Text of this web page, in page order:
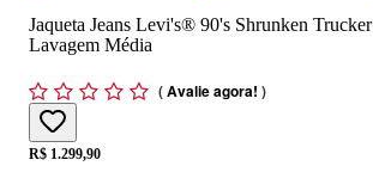
Jaqueta Jeans Levi's® 90's Shrunken Trucker
Lavagem Média
(Avalie agora! )
Price:
R$ 1.299,90